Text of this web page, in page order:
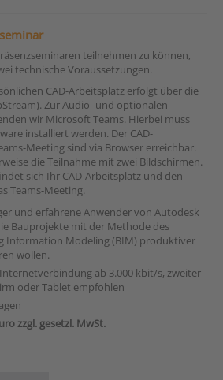
teilnehmen zu können,
technische Voraussetzungen.
CAD-Arbeitsplatz erfolgt über die
Zur Audio- und optionalen
wir Microsoft Teams. Hierbei muss
installiert werden. Der CAD-
Meeting sind via Browser erreichbar.
die Teilnahme mit zwei Bildschirmen.
sich Ihr CAD-Arbeitsplatz und den
Teams-Meeting.
und erfahrene Anwender von Autodesk
Bauprojekte mit der Methode des
Information Modeling (BIM) produktiver
wollen.
ab 3.000 kbit/s, zweiter
oder Tablet empfohlen
zzgl. gesetzl. MwSt.